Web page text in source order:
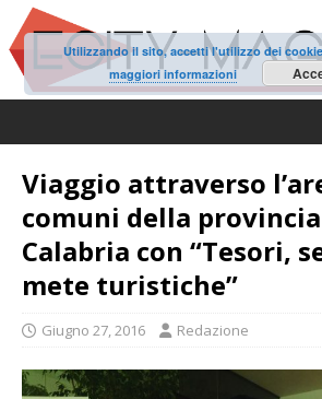
Viaggio attraverso
comuni della
Calabria con “Tesori,
mete turistiche”
Giugno 27, 2016 Redazione
Utilizzando il sito, accetti l'utilizzo dei
maggiori informazioni